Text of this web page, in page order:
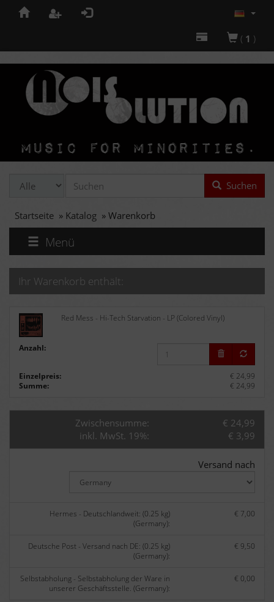
( 1 )
Suchen
Startseite » Katalog » Warenkorb
Menü
Ihr Warenkorb enthält:
Red Mess - Hi-Tech Starvation - LP (Colored Vinyl)
Anzahl:
Einzelpreis:
€ 24,99
Summe:
€ 24,99
Zwischensumme:
€ 24,99
inkl. MwSt. 19%:
€ 3,99
Versand nach
Hermes - Deutschlandweit: (0.25 kg)
(Germany):
€ 7,00
Deutsche Post - Versand nach DE: (0.25 kg)
(Germany):
€ 9,50
Selbstabholung - Selbstabholung der Ware in
unserer Geschäftsstelle. (Germany):
€ 0,00